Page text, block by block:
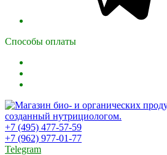
Способы оплаты
+7 (495) 477-57-59
+7 (962) 977-01-77
Telegram